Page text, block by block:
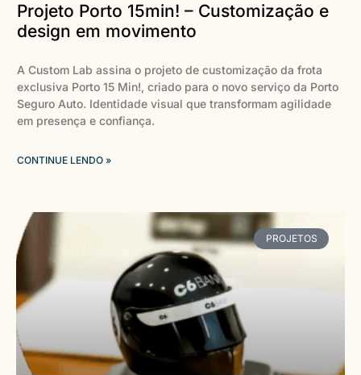
Projeto Porto 15min! – Customização e
design em movimento
A Custom Lab assina o projeto de customização da frota
exclusiva Porto 15 Min!, criado para o novo serviço da Porto
Seguro Auto. Identidade visual que transformam agilidade
em presença e confiança.
CONTINUE LENDO »
PROJETOS